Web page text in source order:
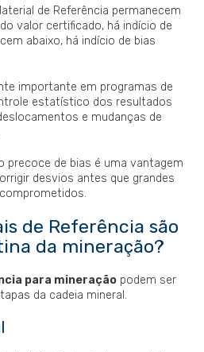
de Referência permanecem
valor certificado, há indício de
abaixo, há indício de bias
importante em programas de
estatístico dos resultados
e mudanças de
precoce de bias é uma vantagem
desvios antes que grandes
de Referência são
da mineração?
para mineração podem ser
da cadeia mineral.